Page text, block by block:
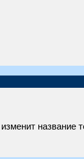
название